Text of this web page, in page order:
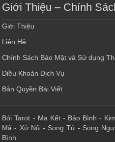
Giới Thiệu – Chính
Giới Thiệu
Liên Hệ
Chính Sách Bảo Mật và Sử dụng
Điều Khoản Dịch Vụ
Bản Quyền Bài Viết
Bói Tarot - Ma Kết- Bảo Bình -
Mã - Xử Nữ- Song Tử- Song Ngư
Bình